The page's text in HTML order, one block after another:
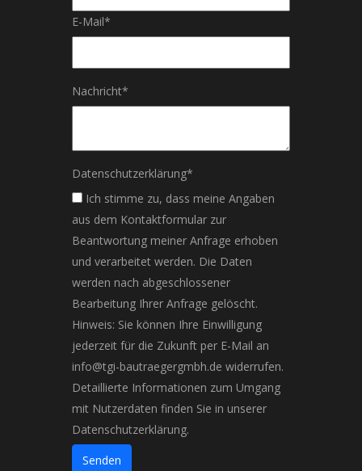
E-Mail*
Nachricht*
Datenschutzerklärung*
Ich stimme zu, dass meine Angaben
aus dem Kontaktformular zur
Beantwortung meiner Anfrage erhoben
und verarbeitet werden. Die Daten
werden nach abgeschlossener
Bearbeitung Ihrer Anfrage gelöscht.
Hinweis: Sie können Ihre Einwilligung
jederzeit für die Zukunft per E-Mail an
info@tgi-bautraegergmbh.de widerrufen.
Detaillierte Informationen zum Umgang
mit Nutzerdaten finden Sie in unserer
Datenschutzerklärung.
Senden